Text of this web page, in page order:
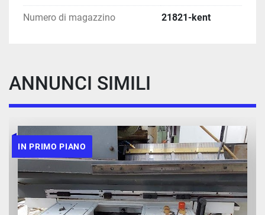
Numero di magazzino 21821-kent
ANNUNCI SIMILI
IN PRIMO PIANO